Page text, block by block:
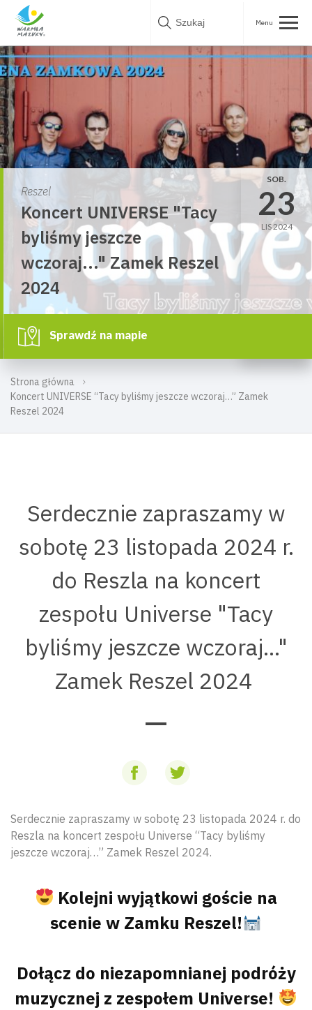
Skip
Strona główna
Koncert UNIVERSE “Tacy byliśmy jeszcze wczoraj…” Zamek
Reszel 2024
Reszel
Koncert UNIVERSE "Tacy
byliśmy jeszcze
wczoraj..." Zamek Reszel
2024
SOB.
23
LIS 2024
Sprawdź na mapie
Serdecznie zapraszamy w
sobotę 23 listopada 2024 r.
do Reszla na koncert
zespołu Universe "Tacy
byliśmy jeszcze wczoraj..."
Zamek Reszel 2024
Serdecznie zapraszamy w sobotę 23 listopada 2024 r. do
Reszla na koncert zespołu Universe “Tacy byliśmy
jeszcze wczoraj…” Zamek Reszel 2024.
Kolejni wyjątkowi goście na
scenie w Zamku Reszel!
Dołącz do niezapomnianej podróży
muzycznej z zespołem Universe!